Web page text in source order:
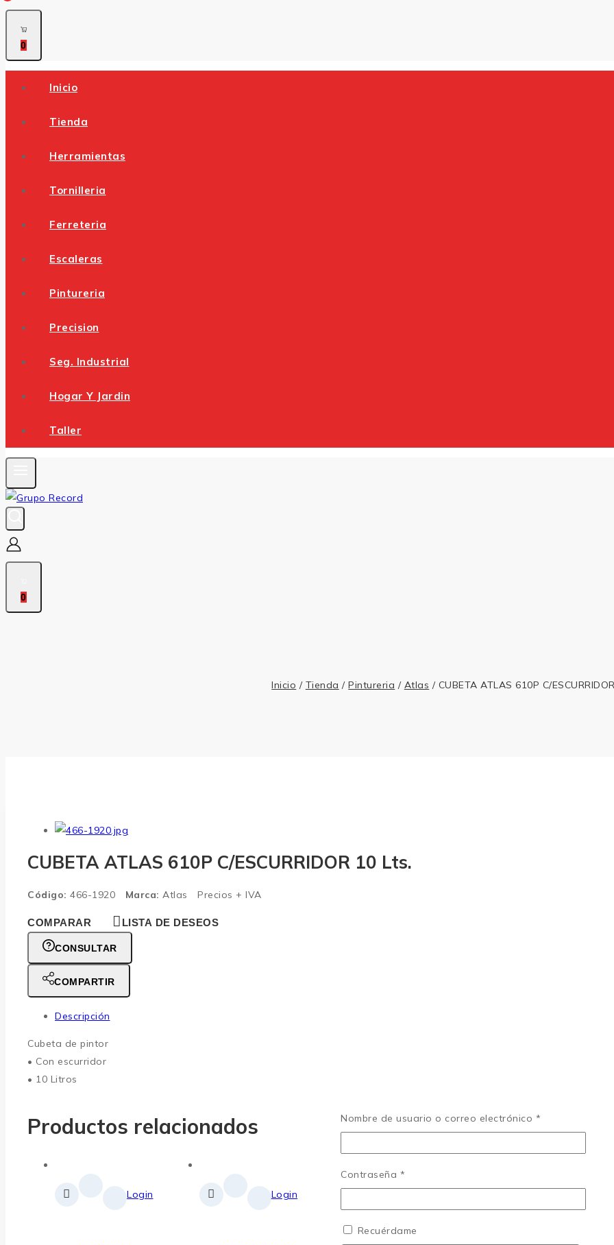
0
Inicio
Tienda
Herramientas
Tornilleria
Ferreteria
Escaleras
Pintureria
Precision
Seg. Industrial
Hogar Y Jardin
Taller
0
Inicio / Tienda / Pintureria / Atlas / CUBETA ATLAS 610P C/
CUBETA ATLAS 610P C/ESCURRIDOR 10 Lts.
Código: 466-1920 Marca: Atlas Precios + IVA
COMPARAR LISTA DE DESEOS
CONSULTAR
COMPARTIR
Descripción
Cubeta de pintor
• Con escurridor
• 10 Litros
Productos relacionados
Login Login
Nombre de usuario o correo electrónico *
Contraseña *
Recuérdame